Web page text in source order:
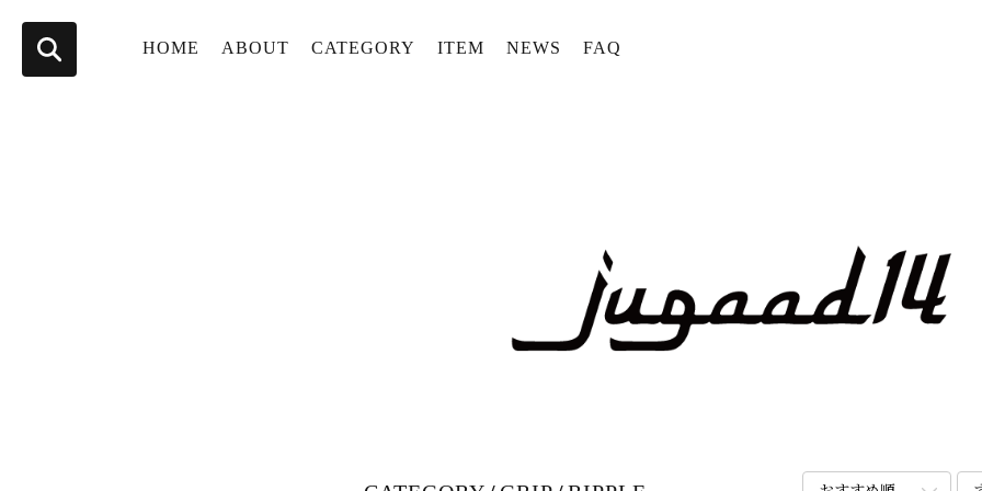
HOME ABOUT CATEGORY ITEM NEWS FAQ